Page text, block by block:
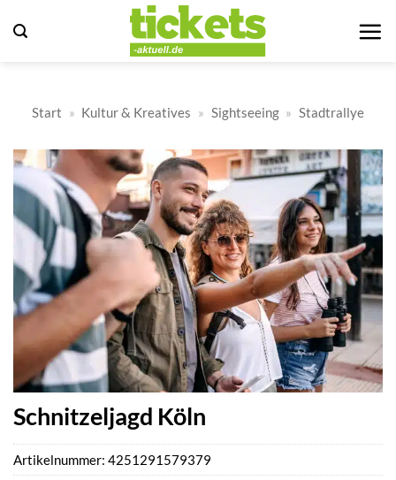
Inhalt
Start » Kultur & Kreatives » Sightseeing » Stadtrallye
Schnitzeljagd Köln
Artikelnummer: 4251291579379